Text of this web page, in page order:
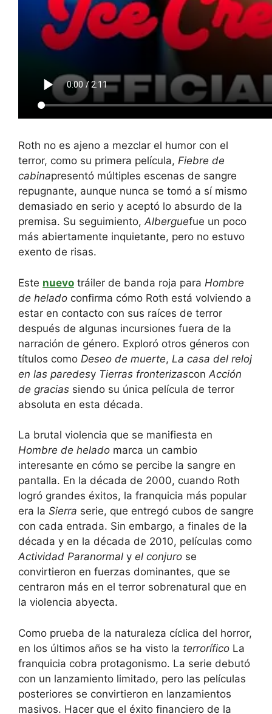
Roth no es ajeno a mezclar el humor con el
terror, como su primera película, Fiebre de
cabinapresentó múltiples escenas de sangre
repugnante, aunque nunca se tomó a sí mismo
demasiado en serio y aceptó lo absurdo de la
premisa. Su seguimiento,Alberguefue un poco
más abiertamente inquietante, pero no estuvo
exento de risas.
Este nuevo tráiler de banda roja para Hombre
de helado confirma cómo Roth está volviendo a
estar en contacto con sus raíces de terror
después de algunas incursiones fuera de la
narración de género. Exploró otros géneros con
títulos como Deseo de muerte, La casa del reloj
en las paredesy Tierras fronterizascon Acción
de gracias siendo su única película de terror
absoluta en esta década.
La brutal violencia que se manifiesta en
Hombre de helado marca un cambio
interesante en cómo se percibe la sangre en
pantalla. En la década de 2000, cuando Roth
logró grandes éxitos, la franquicia más popular
era la Sierra serie, que entregó cubos de sangre
con cada entrada. Sin embargo, a finales de la
década y en la década de 2010, películas como
Actividad Paranormal y el conjuro se
convirtieron en fuerzas dominantes, que se
centraron más en el terror sobrenatural que en
la violencia abyecta.
Como prueba de la naturaleza cíclica del horror,
en los últimos años se ha visto la terrorífico La
franquicia cobra protagonismo. La serie debutó
con un lanzamiento limitado, pero las películas
posteriores se convirtieron en lanzamientos
masivos. Hacer que el éxito financiero de la